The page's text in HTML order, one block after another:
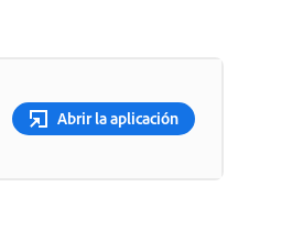
Abrir la aplicación